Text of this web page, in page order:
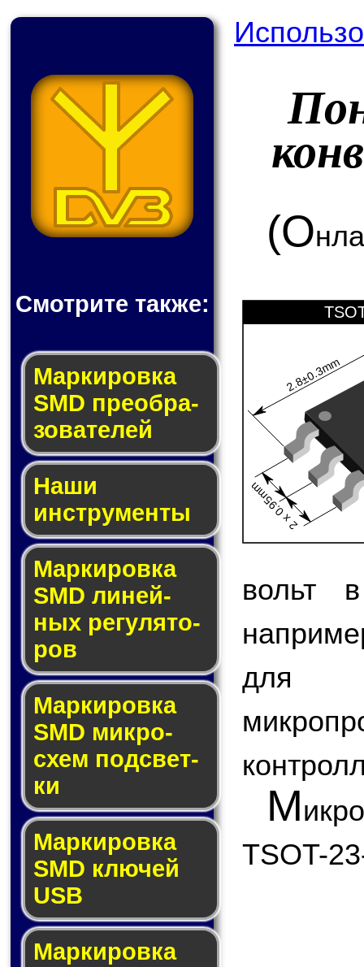
Смотрите также:
Мар­ки­ров­ка
SMD пре­об­ра­
зо­ва­те­лей
Наши
инструменты
Маркировка
SMD ли­ней­
ных ре­гу­ля­то­
ров
Маркировка
SMD мик­ро­
схем под­свет­
ки
Маркировка
SMD клю­чей
USB
Маркировка
(О
2.8±0.3mm
2 x 0.95mm
вольт
для
М
TSOT-